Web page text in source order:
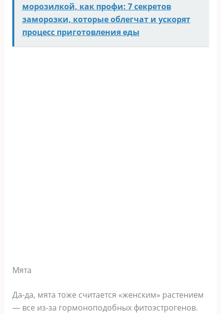
морозилкой, как профи: 7 секретов
заморозки, которые облегчат и ускорят
процесс приготовления еды
Мята
Да-да, мята тоже считается «женским» растением
— все из-за гормоноподобных фитоэстрогенов.